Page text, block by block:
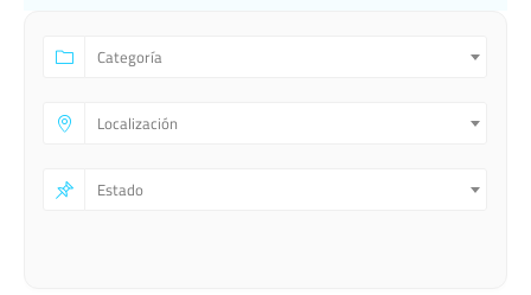
Categoría
Localización
Estado